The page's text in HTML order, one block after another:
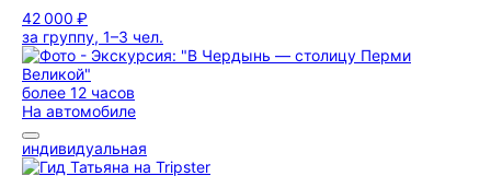
42 000 ₽
за группу, 1–3 чел.
более 12 часов
На автомобиле
индивидуальная